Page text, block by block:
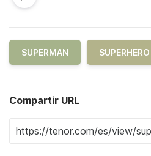
SUPERMAN SUPERHERO
Compartir URL